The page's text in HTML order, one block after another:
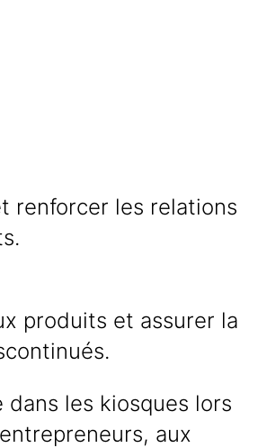
renforcer les relations
produits et assurer la
dans les kiosques lors
aux